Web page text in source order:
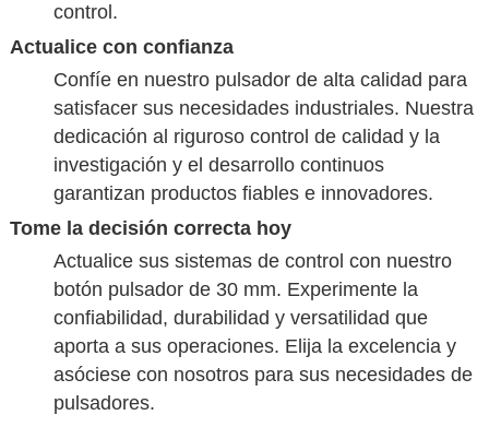
control.
Actualice con confianza
Confíe en nuestro pulsador de alta calidad para
satisfacer sus necesidades industriales. Nuestra
dedicación al riguroso control de calidad y la
investigación y el desarrollo continuos
garantizan productos fiables e innovadores.
Tome la decisión correcta hoy
Actualice sus sistemas de control con nuestro
botón pulsador de 30 mm. Experimente la
confiabilidad, durabilidad y versatilidad que
aporta a sus operaciones. Elija la excelencia y
asóciese con nosotros para sus necesidades de
pulsadores.